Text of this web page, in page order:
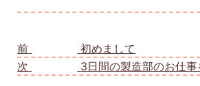
前
初めまして
次
3日間の製造部のお仕事